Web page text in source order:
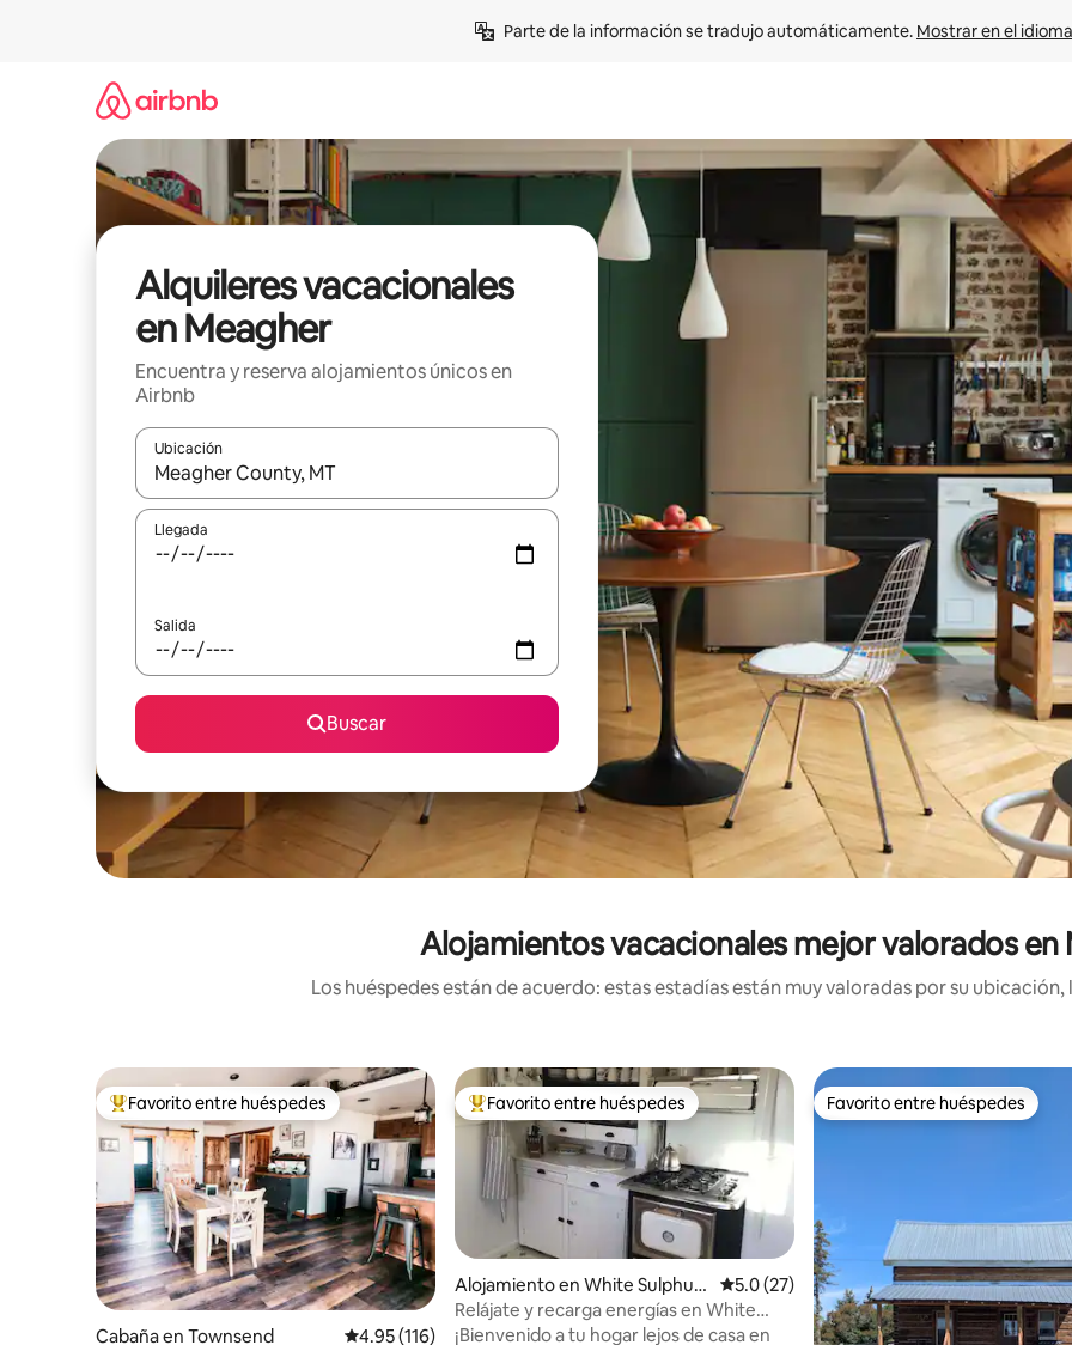
Parte de la información se tradujo automáticamente. Mostrar en el
Alquileres vacacionales
en Meagher
Encuentra y reserva alojamientos únicos en
Airbnb
Ubicación
Cuando los resultados estén disponibles, navega con las teclas de flecha hacia arriba y hacia abajo o explora con el
Llegada
Salida
Buscar
Alojamientos vacacionales mejor valorados en
Los huéspedes están de acuerdo: estas estadías están muy valoradas por su
Favorito entre huéspedes preferido
Favorito entre huéspedes
Cabaña en Townsend Calificación promedio: 4.95 de 5, 116 reseñas
4.95 (116)
Favorito entre huéspedes preferido
Favorito entre huéspedes
Alojamiento en White Sulphur
Springs
Calificación promedio: 5.0 de 5, 27 reseñas
5.0 (27)
Relájate y recarga energías en White
Sulphur Springs
¡Bienvenido a tu hogar lejos de casa en
Favorito entre huéspedes
Favorito entre huéspedes